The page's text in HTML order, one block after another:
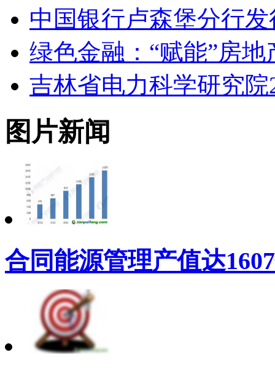
中国银行卢森堡分行
绿色金融：“赋能”房
吉林省电力科学研究
图片新闻
合同能源管理产值达